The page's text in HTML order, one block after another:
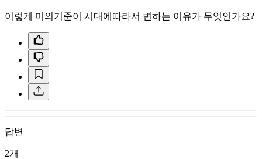
이렇게 미의기준이 시대에따라서 변하는 이유가 무엇인가요?
답변
2개